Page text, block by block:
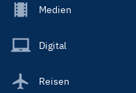
Footer
Main
Medien
Digital
Reisen